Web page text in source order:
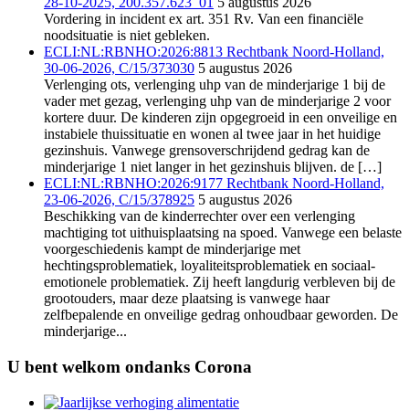
Vordering in incident ex art. 351 Rv. Van een financiële
noodsituatie is niet gebleken.
ECLI:NL:RBNHO:2026:8813 Rechtbank Noord-Holland,
30-06-2026, C/15/373030 5 augustus 2026
Verlenging ots, verlenging uhp van de minderjarige 1 bij de
vader met gezag, verlenging uhp van de minderjarige 2 voor
kortere duur. De kinderen zijn opgegroeid in een onveilige en
instabiele thuissituatie en wonen al twee jaar in het huidige
gezinshuis. Vanwege grensoverschrijdend gedrag kan de
minderjarige 1 niet langer in het gezinshuis blijven. de […]
ECLI:NL:RBNHO:2026:9177 Rechtbank Noord-Holland,
23-06-2026, C/15/378925 5 augustus 2026
Beschikking van de kinderrechter over een verlenging
machtiging tot uithuisplaatsing na spoed. Vanwege een belaste
voorgeschiedenis kampt de minderjarige met
hechtingsproblematiek, loyaliteitsproblematiek en sociaal-
emotionele problematiek. Zij heeft langdurig verbleven bij de
grootouders, maar deze plaatsing is vanwege haar
zelfbepalende en onveilige gedrag onhoudbaar geworden. De
minderjarige...
U bent welkom ondanks Corona